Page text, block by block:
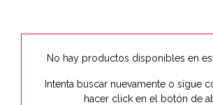
No hay productos disponibles en
Intenta buscar nuevamente o sigue
hacer click en el botón de